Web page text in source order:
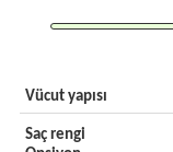
Vücut yapısı
Saç rengi